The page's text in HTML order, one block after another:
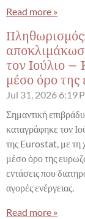
Read more »
τον Ιούλιο
μέσο όρο
Jul 31, 2026 6:19
Σημαντική
καταγράφηκε τον
της Eurostat, με τη
μέσο όρο της
εντάσεις που
αγορές ενέργειας.
Read more »